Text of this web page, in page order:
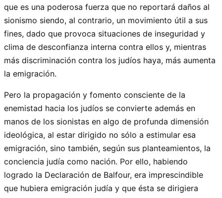
que es una poderosa fuerza que no reportará daños al
sionismo siendo, al contrario, un movimiento útil a sus
fines, dado que provoca situaciones de inseguridad y
clima de desconfianza interna contra ellos y, mientras
más discriminación contra los judíos haya, más aumenta
la emigración.
Pero la propagación y fomento consciente de la
enemistad hacia los judíos se convierte además en
manos de los sionistas en algo de profunda dimensión
ideológica, al estar dirigido no sólo a estimular esa
emigración, sino también, según sus planteamientos, la
conciencia judía como nación. Por ello, habiendo
logrado la Declaración de Balfour, era imprescindible
que hubiera emigración judía y que ésta se dirigiera